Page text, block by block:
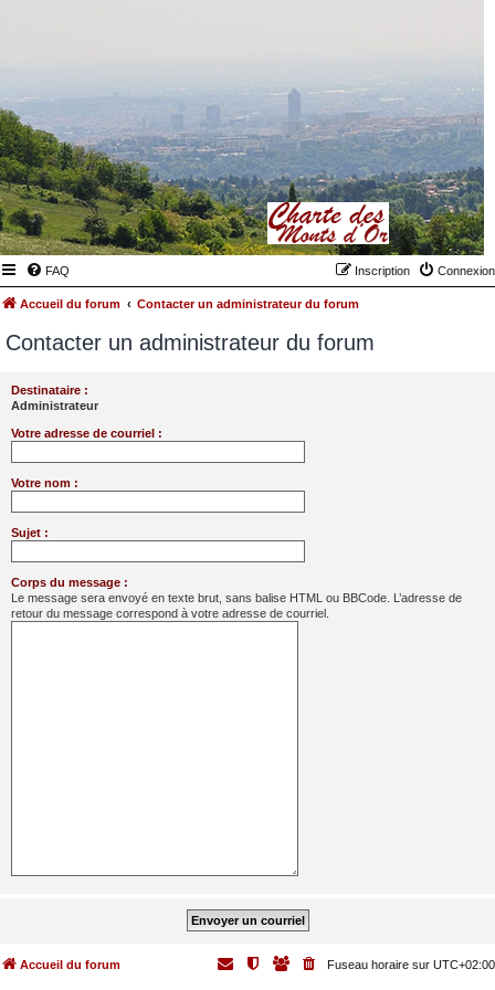
FAQ Connexion
Inscription
Accueil du forum Contacter un administrateur du forum
Contacter un administrateur du forum
Destinataire :
Administrateur
Votre adresse de courriel :
Votre nom :
Sujet :
Corps du message :
Le message sera envoyé en texte brut, sans balise HTML ou BBCode. L’adresse de
retour du message correspond à votre adresse de courriel.
Accueil du forum Fuseau horaire sur UTC+02:00